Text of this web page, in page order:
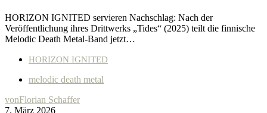
HORIZON IGNITED servieren Nachschlag: Nach der
Veröffentlichung ihres Drittwerks „Tides“ (2025) teilt die finnische
Melodic Death Metal-Band jetzt…
HORIZON IGNITED
melodic death metal
vonFlorian Schaffer
7. März 2026